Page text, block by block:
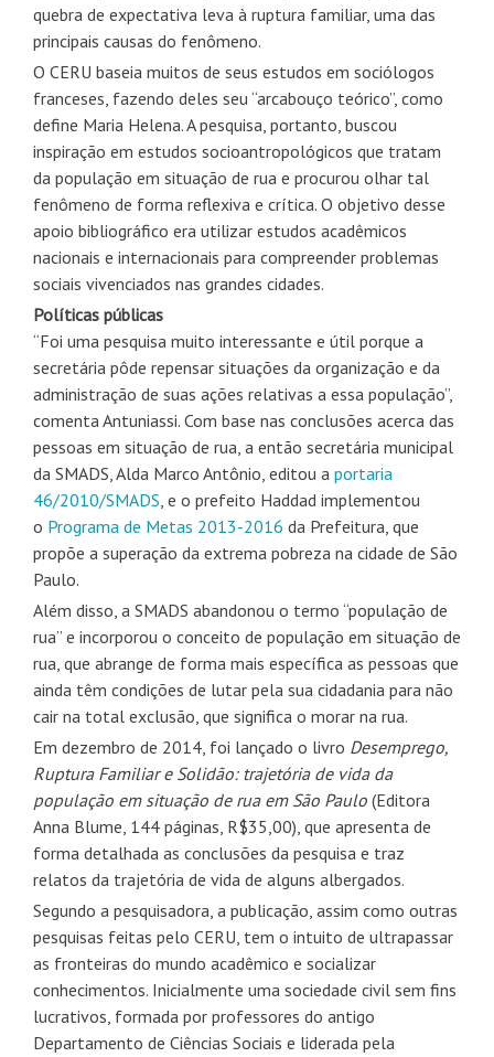
quebra de expectativa leva à ruptura familiar, uma das
principais causas do fenômeno.
O CERU baseia muitos de seus estudos em sociólogos
franceses, fazendo deles seu “arcabouço teórico”, como
define Maria Helena. A pesquisa, portanto, buscou
inspiração em estudos socioantropológicos que tratam
da população em situação de rua e procurou olhar tal
fenômeno de forma reflexiva e crítica. O objetivo desse
apoio bibliográfico era utilizar estudos acadêmicos
nacionais e internacionais para compreender problemas
sociais vivenciados nas grandes cidades.
Políticas públicas
“Foi uma pesquisa muito interessante e útil porque a
secretária pôde repensar situações da organização e da
administração de suas ações relativas a essa população”,
comenta Antuniassi. Com base nas conclusões acerca das
pessoas em situação de rua, a então secretária municipal
da SMADS, Alda Marco Antônio, editou a portaria
46/2010/SMADS, e o prefeito Haddad implementou
o Programa de Metas 2013-2016 da Prefeitura, que
propõe a superação da extrema pobreza na cidade de São
Paulo.
Além disso, a SMADS abandonou o termo “população de
rua” e incorporou o conceito de população em situação de
rua, que abrange de forma mais específica as pessoas que
ainda têm condições de lutar pela sua cidadania para não
cair na total exclusão, que significa o morar na rua.
Em dezembro de 2014, foi lançado o livro Desemprego,
Ruptura Familiar e Solidão: trajetória de vida da
população em situação de rua em São Paulo (Editora
Anna Blume, 144 páginas, R$35,00), que apresenta de
forma detalhada as conclusões da pesquisa e traz
relatos da trajetória de vida de alguns albergados.
Segundo a pesquisadora, a publicação, assim como outras
pesquisas feitas pelo CERU, tem o intuito de ultrapassar
as fronteiras do mundo acadêmico e socializar
conhecimentos. Inicialmente uma sociedade civil sem fins
lucrativos, formada por professores do antigo
Departamento de Ciências Sociais e liderada pela